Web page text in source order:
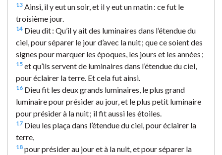
13 Ainsi, il y eut un soir, et il y eut un matin : ce fut le
troisième jour.
14 Dieu dit : Qu’il y ait des luminaires dans l’étendue du
ciel, pour séparer le jour d’avec la nuit ; que ce soient des
signes pour marquer les époques, les jours et les années ;
15 et qu’ils servent de luminaires dans l’étendue du ciel,
pour éclairer la terre. Et cela fut ainsi.
16 Dieu fit les deux grands luminaires, le plus grand
luminaire pour présider au jour, et le plus petit luminaire
pour présider à la nuit ; il fit aussi les étoiles.
17 Dieu les plaça dans l’étendue du ciel, pour éclairer la
terre,
18 pour présider au jour et à la nuit, et pour séparer la